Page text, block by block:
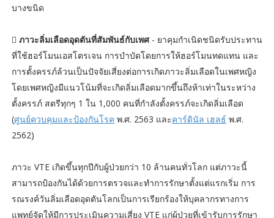
บางขนิด
 ภาวะลิ่มเลือดอุดตันที่สัมพันธ์กับเพศ- ยาคุมกำเนิดชนิดรับประทาน
ที่ใช้ฮอร์โมนเอสโตรเจน การบำบัดโดยการให้ฮอร์โมนทดแทน และ
การตั้งครรภ์ล้วนเป็นปัจจัยเสี่ยงต่อการเกิดภาวะลิ่มเลือดในเพศหญิง
โดยเพศหญิงมีแนวโน้มที่จะเกิดลิ่มเลือดมากขึ้นถึงห้าเท่าในระหว่าง
ตั้งครรภ์ สตรีทุกๆ 1 ใน 1,000 คนที่กำลังตั้งครรภ์จะเกิดลิ่มเลือด
(ศูนย์ควบคุมและป้องกันโรคพ.ศ. 2563 และคาร์ดินัล เฮลธ์ พ.ศ.
2562)
ภาวะ VTE เกิดขึ้นทุกปีกับผู้ป่วยกว่า 10 ล้านคนทั่วโลก แต่ภาวะนี้
สามารถป้องกันได้ด้วยการตรวจและทำการรักษาตั้งแต่แรกเริ่ม การ
รณรงค์วันลิ่มเลือดอุดตันโลกเป็นการเรียกร้องให้บุคลากรทางการ
แพทย์จัดให้มีการประเมินความเสี่ยง VTE แก่ผู้ป่วยที่เข้ารับการรักษา